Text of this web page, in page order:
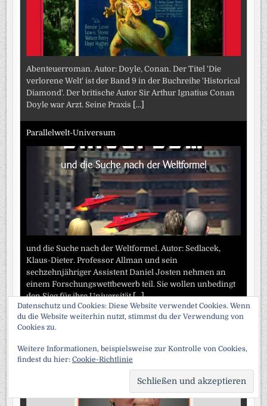
Abenteuerroman. Autor: Doyle, Conan. Der Titel 'Die
verlorene Welt' ist der Band 9 in der Buchreihe 'Historical
Diamond'. Der britische Autor Sir Arthur Ignatius Conan
Doyle war Arzt. Seine Praxis [...]
Parallelwelt-Universum
und die Suche nach der Weltformel. Autor: Sedlacek,
Klaus-Dieter. Professor Allman und sein
sechzehnjähriger Assistent Daniel Josten nehmen an
einem Forschungswettbewerb teil. Sie wollen unbedingt
den Sieg für ihre Universität[...]
Abenteuerliche Biografie einer außergewöhnlichen Frau
Datenschutz und Cookies: Diese Website verwendet Cookies. Wenn
du die Website weiterhin nutzt, stimmst du der Verwendung von
Cookies zu.
Weitere Informationen, beispielsweise zur Kontrolle von Cookies,
findest du hier: Cookie-Richtlinie
TO
TOP